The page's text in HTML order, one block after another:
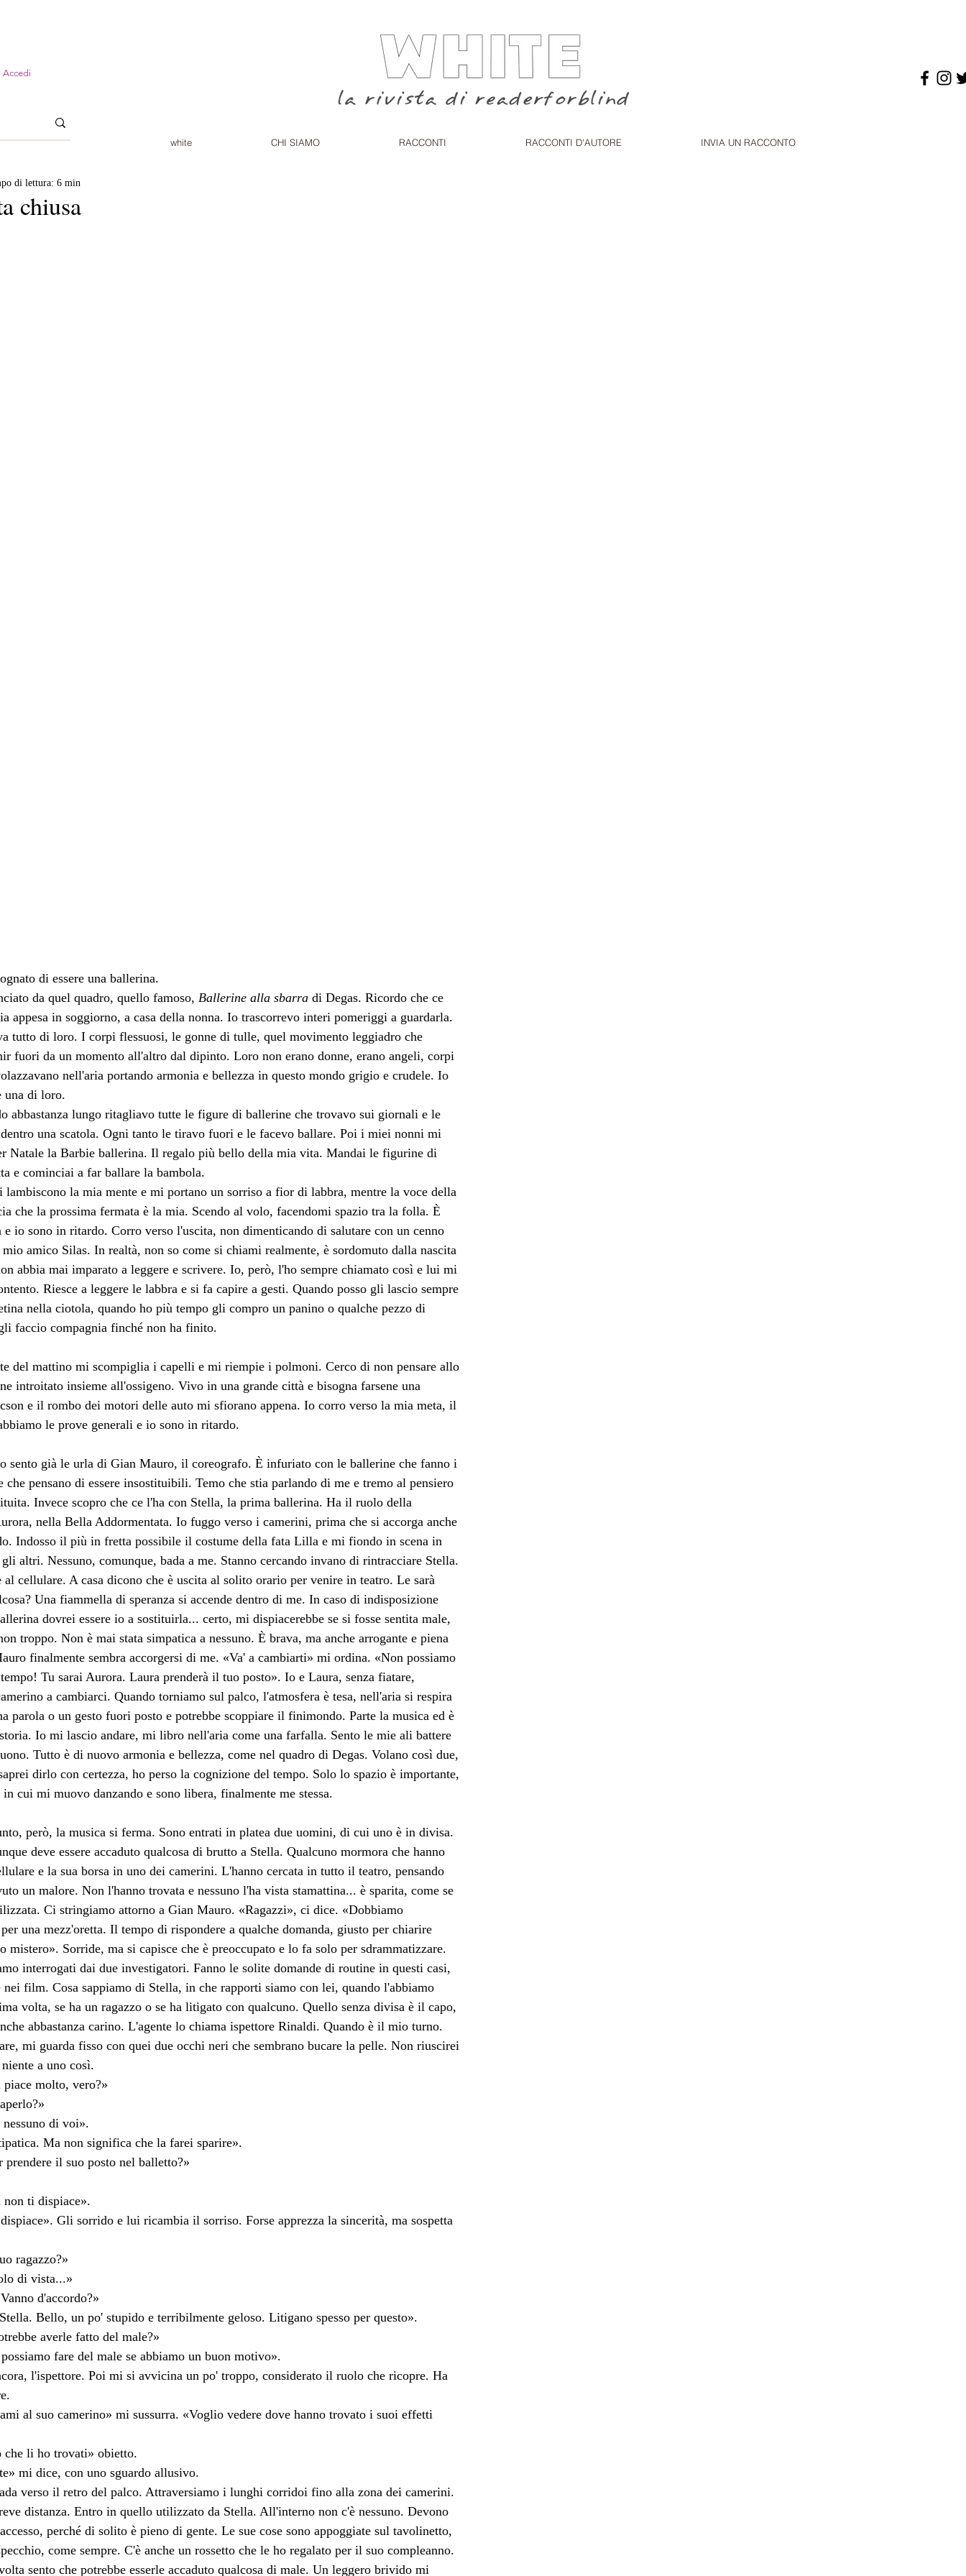
Accedi
white CHI SIAMO RACCONTI RACCONTI D'AUTORE INVIA UN RACCONTO
chiusa
di lettura: 6 min
di essere una ballerina.
da quel quadro, quello famoso, Ballerine alla sbarra di Degas. Ricordo che ce
appesa in soggiorno, a casa della nonna. Io trascorrevo interi pomeriggi a guardarla.
tutto di loro. I corpi flessuosi, le gonne di tulle, quel movimento leggiadro che
fuori da un momento all'altro dal dipinto. Loro non erano donne, erano angeli, corpi
nell'aria portando armonia e bellezza in questo mondo grigio e crudele. Io
una di loro.
abbastanza lungo ritagliavo tutte le figure di ballerine che trovavo sui giornali e le
una scatola. Ogni tanto le tiravo fuori e le facevo ballare. Poi i miei nonni mi
Natale la Barbie ballerina. Il regalo più bello della mia vita. Mandai le figurine di
e cominciai a far ballare la bambola.
lambiscono la mia mente e mi portano un sorriso a fior di labbra, mentre la voce della
che la prossima fermata è la mia. Scendo al volo, facendomi spazio tra la folla. È
e io sono in ritardo. Corro verso l'uscita, non dimenticando di salutare con un cenno
amico Silas. In realtà, non so come si chiami realmente, è sordomuto dalla nascita
abbia mai imparato a leggere e scrivere. Io, però, l'ho sempre chiamato così e lui mi
Riesce a leggere le labbra e si fa capire a gesti. Quando posso gli lascio sempre
nella ciotola, quando ho più tempo gli compro un panino o qualche pezzo di
faccio compagnia finché non ha finito.
del mattino mi scompiglia i capelli e mi riempie i polmoni. Cerco di non pensare allo
introitato insieme all'ossigeno. Vivo in una grande città e bisogna farsene una
e il rombo dei motori delle auto mi sfiorano appena. Io corro verso la mia meta, il
le prove generali e io sono in ritardo.
sento già le urla di Gian Mauro, il coreografo. È infuriato con le ballerine che fanno i
che pensano di essere insostituibili. Temo che stia parlando di me e tremo al pensiero
Invece scopro che ce l'ha con Stella, la prima ballerina. Ha il ruolo della
nella Bella Addormentata. Io fuggo verso i camerini, prima che si accorga anche
Indosso il più in fretta possibile il costume della fata Lilla e mi fiondo in scena in
altri. Nessuno, comunque, bada a me. Stanno cercando invano di rintracciare Stella.
al cellulare. A casa dicono che è uscita al solito orario per venire in teatro. Le sarà
Una fiammella di speranza si accende dentro di me. In caso di indisposizione
dovrei essere io a sostituirla... certo, mi dispiacerebbe se si fosse sentita male,
troppo. Non è mai stata simpatica a nessuno. È brava, ma anche arrogante e piena
finalmente sembra accorgersi di me. «Va' a cambiarti» mi ordina. «Non possiamo
Tu sarai Aurora. Laura prenderà il tuo posto». Io e Laura, senza fiatare,
a cambiarci. Quando torniamo sul palco, l'atmosfera è tesa, nell'aria si respira
parola o un gesto fuori posto e potrebbe scoppiare il finimondo. Parte la musica ed è
Io mi lascio andare, mi libro nell'aria come una farfalla. Sento le mie ali battere
Tutto è di nuovo armonia e bellezza, come nel quadro di Degas. Volano così due,
dirlo con certezza, ho perso la cognizione del tempo. Solo lo spazio è importante,
cui mi muovo danzando e sono libera, finalmente me stessa.
però, la musica si ferma. Sono entrati in platea due uomini, di cui uno è in divisa.
deve essere accaduto qualcosa di brutto a Stella. Qualcuno mormora che hanno
e la sua borsa in uno dei camerini. L'hanno cercata in tutto il teatro, pensando
un malore. Non l'hanno trovata e nessuno l'ha vista stamattina... è sparita, come se
Ci stringiamo attorno a Gian Mauro. «Ragazzi», ci dice. «Dobbiamo
una mezz'oretta. Il tempo di rispondere a qualche domanda, giusto per chiarire
mistero». Sorride, ma si capisce che è preoccupato e lo fa solo per sdrammatizzare.
interrogati dai due investigatori. Fanno le solite domande di routine in questi casi,
nei film. Cosa sappiamo di Stella, in che rapporti siamo con lei, quando l'abbiamo
volta, se ha un ragazzo o se ha litigato con qualcuno. Quello senza divisa è il capo,
abbastanza carino. L'agente lo chiama ispettore Rinaldi. Quando è il mio turno.
mi guarda fisso con quei due occhi neri che sembrano bucare la pelle. Non riuscirei
a uno così.
molto, vero?»
di voi».
Ma non significa che la farei sparire».
prendere il suo posto nel balletto?»
non ti dispiace».
Gli sorrido e lui ricambia il sorriso. Forse apprezza la sincerità, ma sospetta
ragazzo?»
di vista...»
d'accordo?»
Bello, un po' stupido e terribilmente geloso. Litigano spesso per questo».
averle fatto del male?»
fare del male se abbiamo un buon motivo».
l'ispettore. Poi mi si avvicina un po' troppo, considerato il ruolo che ricopre. Ha
al suo camerino» mi sussurra. «Voglio vedere dove hanno trovato i suoi effetti
che li ho trovati» obietto.
mi dice, con uno sguardo allusivo.
verso il retro del palco. Attraversiamo i lunghi corridoi fino alla zona dei camerini.
distanza. Entro in quello utilizzato da Stella. All'interno non c'è nessuno. Devono
perché di solito è pieno di gente. Le sue cose sono appoggiate sul tavolinetto,
come sempre. C'è anche un rossetto che le ho regalato per il suo compleanno.
sento che potrebbe esserle accaduto qualcosa di male. Un leggero brivido mi